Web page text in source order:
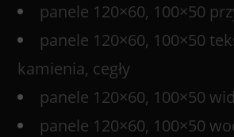
panele 120×60, 100×50
panele 120×60, 100×50
kamienia, cegły
panele 120×60, 100×50
panele 120×60, 100×50